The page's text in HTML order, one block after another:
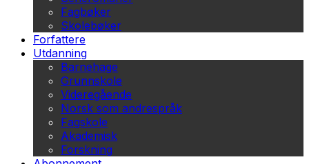
Fagbøker
Skolebøker
Forfattere
Utdanning
Barnehage
Grunnskole
Videregående
Norsk som andrespråk
Fagskole
Akademisk
Forskning